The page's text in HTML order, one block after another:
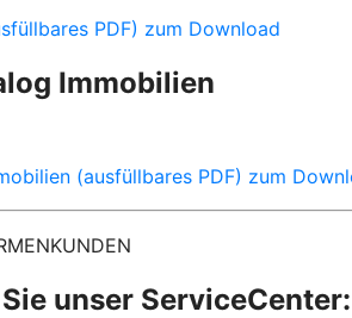
PDF) zum Download
Immobilien
(ausfüllbares PDF) zum
unser ServiceCenter: